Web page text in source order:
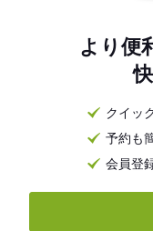
より便
クイッ
予約も
会員登